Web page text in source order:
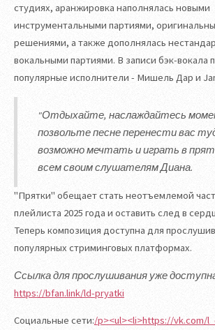
студиях, аранжировка наполнялась новыми
инструментальными партиями,
решениями, а также дополнялась
вокальными партиями. В записи бэк-вокала
популярные исполнители - Мишель Дар и
"Отдыхайте, наслаждайтесь
позвольте песне перенести вас
возможно мечтать и играть в
всем своим слушателям Диана.
"Прятки" обещает стать неотъемлемой
плейлиста 2025 года и оставить след в
Теперь композиция доступна для
популярных стриминговых платформах.
Ссылка для прослушивания уже
https://bfan.link/ld-pryatki
Социальные сети:/p><ul><li>https://vk.com/